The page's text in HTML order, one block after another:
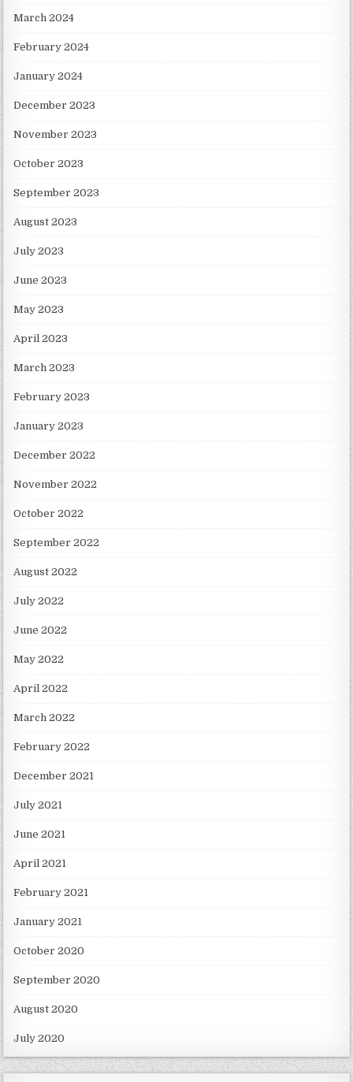
March 2024
February 2024
January 2024
December 2023
November 2023
October 2023
September 2023
August 2023
July 2023
June 2023
May 2023
April 2023
March 2023
February 2023
January 2023
December 2022
November 2022
October 2022
September 2022
August 2022
July 2022
June 2022
May 2022
April 2022
March 2022
February 2022
December 2021
July 2021
June 2021
April 2021
February 2021
January 2021
October 2020
September 2020
August 2020
July 2020